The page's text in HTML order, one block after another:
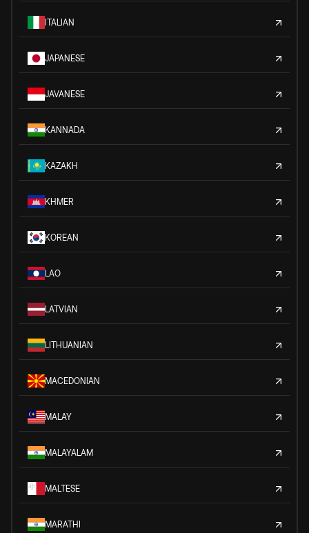
ITALIAN
JAPANESE
JAVANESE
KANNADA
KAZAKH
KHMER
KOREAN
LAO
LATVIAN
LITHUANIAN
MACEDONIAN
MALAY
MALAYALAM
MALTESE
MARATHI